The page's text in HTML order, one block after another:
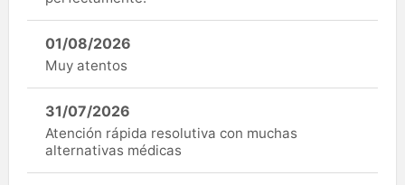
01/08/2026
Muy atentos
31/07/2026
Atención rápida resolutiva con muchas
alternativas médicas